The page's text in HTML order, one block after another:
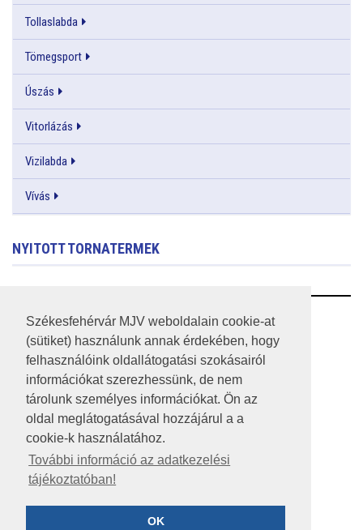
Székesfehérvár MJV weboldalain cookie-at
(sütiket) használunk annak érdekében, hogy
felhasználóink oldallátogatási szokásairól
információkat szerezhessünk, de nem
tárolunk személyes információkat. Ön az
oldal meglátogatásával hozzájárul a a
cookie-k használatához.
További információ az adatkezelési
tájékoztatóban!
OK
Tollaslabda
Tömegsport
Úszás
Vitorlázás
Vizilabda
Vívás
NYITOTT TORNATERMEK
RSS
A HONLAP 2017.03.31-I ÁLLAPOTA
JOGI NYILATKOZAT
IMPRESSZUM
KÖZÉRDEKŰ ADATOK